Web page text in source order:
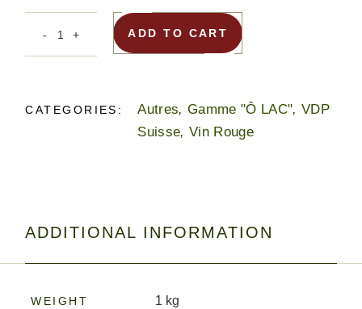
ADD TO CART
CATEGORIES: Autres,Gamme "Ô LAC",VDP
Suisse,Vin Rouge
ADDITIONAL INFORMATION
WEIGHT 1 kg